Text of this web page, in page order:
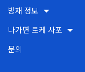
방재 정보
나가면 로케 사포
문의